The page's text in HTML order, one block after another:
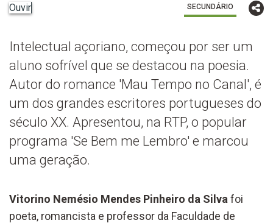
Ouvir SECUNDÁRIO
Intelectual açoriano, começou por ser um
aluno sofrível que se destacou na poesia.
Autor do romance 'Mau Tempo no Canal', é
um dos grandes escritores portugueses do
século XX. Apresentou, na RTP, o popular
programa 'Se Bem me Lembro' e marcou
uma geração.
Vitorino Nemésio Mendes Pinheiro da Silva foi
poeta, romancista e professor da Faculdade de